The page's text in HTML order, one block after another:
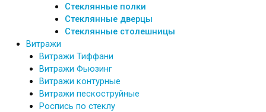
Стеклянные полки
Стеклянные дверцы
Стеклянные столешницы
Витражи
Витражи Тиффани
Витражи Фьюзинг
Витражи контурные
Витражи пескоструйные
Роспись по стеклу